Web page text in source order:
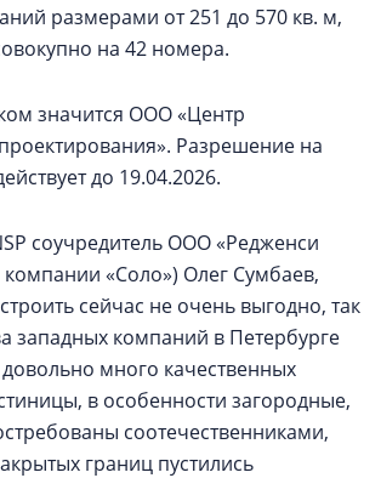
размерами от 251 до 570 кв. м,
на 42 номера.
значится ООО «Центр
Разрешение на
до 19.04.2026.
соучредитель ООО «Редженси
«Соло») Олег Сумбаев,
сейчас не очень выгодно, так
западных компаний в Петербурге
много качественных
в особенности загородные,
соотечественниками,
границ пустились